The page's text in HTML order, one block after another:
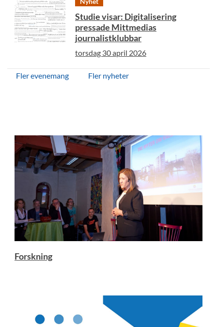
Studie visar: Digitalisering
pressade Mittmedias
journalistklubbar
torsdag 30 april 2026
Fler evenemang Fler nyheter
Forskning